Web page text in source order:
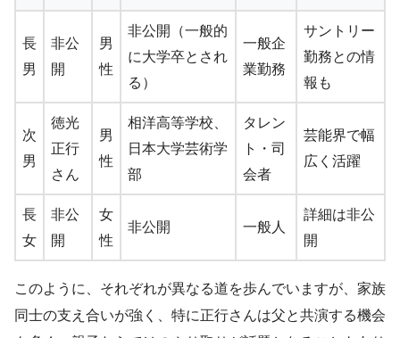
長
男
非公
開
男
性
非公開（一般的
に大学卒とされ
る）
一般企
業勤務
サントリー
勤務との情
報も
次
男
徳光
正行
さん
男
性
相洋高等学校、
日本大学芸術学
部
タレン
ト・司
会者
芸能界で幅
広く活躍
長
女
非公
開
女
性
非公開 一般人
詳細は非公
開
このように、それぞれが異なる道を歩んでいますが、家族
同士の支え合いが強く、特に正行さんは父と共演する機会